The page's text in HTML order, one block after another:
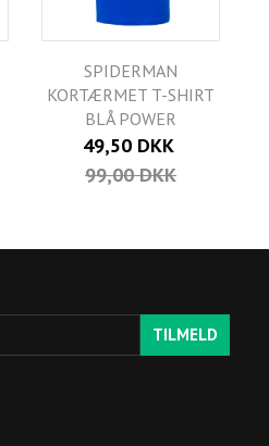
SPIDERMAN
KORTÆRMET T-SHIRT
BLÅ POWER
49,50 DKK
99,00 DKK
TILMELD